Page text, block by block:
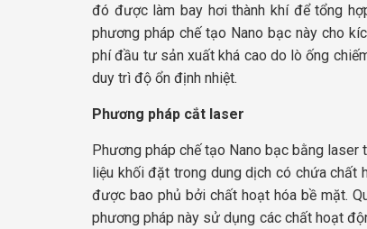
đó được làm bay hơi thành khí để tổng
phương pháp chế tạo Nano bạc này cho
phí đầu tư sản xuất khá cao do lò ống
duy trì độ ổn định nhiệt.
Phương pháp cắt laser
Phương pháp chế tạo Nano bạc bằng
liệu khối đặt trong dung dịch có chứa chất
được bao phủ bởi chất hoạt hóa bề mặt.
phương pháp này sử dụng các chất hoạt